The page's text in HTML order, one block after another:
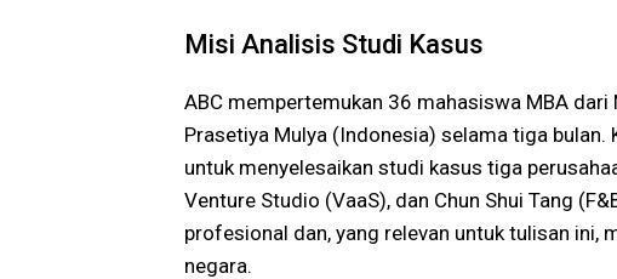
Misi Analisis Studi Kasus
ABC mempertemukan 36 mahasiswa MBA dari
Prasetiya Mulya (Indonesia) selama tiga
untuk menyelesaikan studi kasus tiga
Venture Studio (VaaS), dan Chun Shui Tang
profesional dan, yang relevan untuk tulisan ini,
negara.